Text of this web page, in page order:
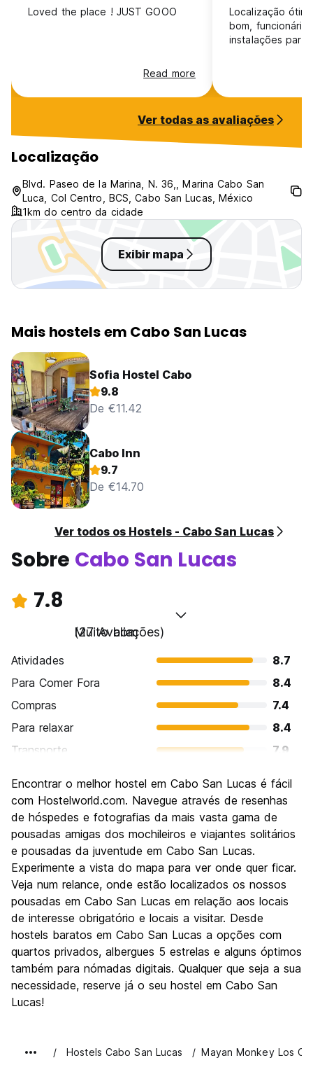
Loved the place ! JUST GOOO
Read more
Localização
bom, funcionários atenciosos e as
instalações
Ver todas as avaliações
Localização
Blvd. Paseo de la Marina, N. 36,, Marina Cabo San
Luca, Col Centro, BCS, Cabo San Lucas, México
1km do centro da cidade
Exibir mapa
Mais hostels em Cabo San Lucas
Sofia Hostel Cabo
9.8
De €11.42
Cabo Inn
9.7
De €14.70
Ver todos os Hostels - Cabo San Lucas
Sobre Cabo San Lucas
7.8
Muito bom
(27 Avaliações)
Atividades
8.7
Para Comer Fora
8.4
Compras
7.4
Para relaxar
8.4
Transporte
7.9
Cultura
6.1
Festas / vida noturna
8.9
Custo-beneficio
7.0
Encontrar o melhor hostel em Cabo San Lucas é fácil
com Hostelworld.com. Navegue através de resenhas
de hóspedes e fotografias da mais vasta gama de
pousadas amigas dos mochileiros e viajantes solitários
e pousadas da juventude em Cabo San Lucas.
Experimente a vista do mapa para ver onde quer ficar.
Veja num relance, onde estão localizados os nossos
pousadas em Cabo San Lucas em relação aos locais
de interesse obrigatório e locais a visitar. Desde
hostels baratos em Cabo San Lucas a opções com
quartos privados, albergues 5 estrelas e alguns óptimos
também para nómadas digitais. Qualquer que seja a sua
necessidade, reserve já o seu hostel em Cabo San
Lucas!
Hostels Cabo San Lucas Mayan Monkey Los